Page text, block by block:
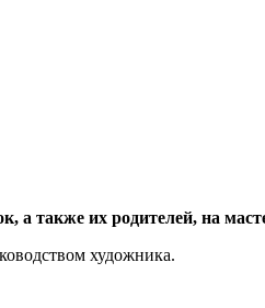
а также их родителей, на
художника.